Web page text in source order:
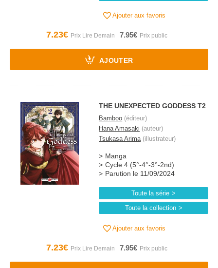
Ajouter aux favoris
7.23€ 7.95€
AJOUTER
THE UNEXPECTED GODDESS T2
Bamboo (éditeur)
Hana Amasaki (auteur)
Tsukasa Arima(illustrateur)
Manga
Cycle 4 (5°-4°-3°-2nd)
Parution le 11/09/2024
Toute la série
Toute la collection
Ajouter aux favoris
7.23€ 7.95€